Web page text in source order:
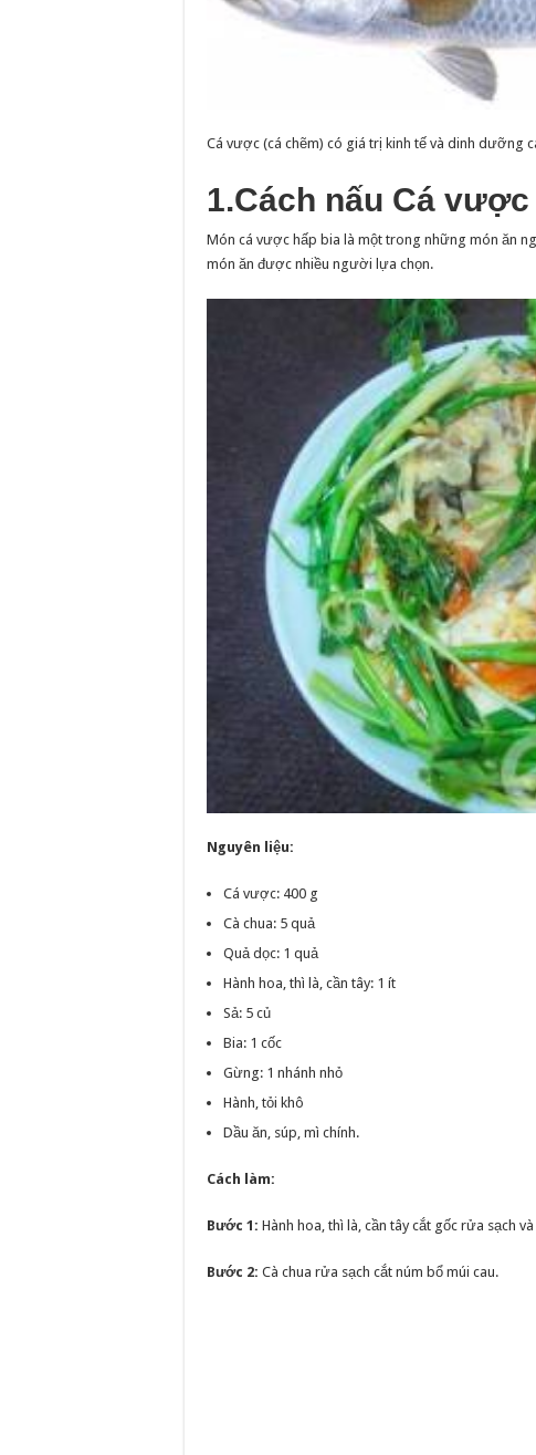
Cá vược (cá chẽm) có giá trị kinh tế và dinh dưỡng
1.Cách nấu Cá
Món cá vược hấp bia là một trong những món ăn
món ăn được nhiều người lựa chọn.
Nguyên liệu:
Cá vược: 400 g
Cà chua: 5 quả
Quả dọc: 1 quả
Hành hoa, thì là, cần tây: 1 ít
Sả: 5 củ
Bia: 1 cốc
Gừng: 1 nhánh nhỏ
Hành, tỏi khô
Dầu ăn, súp, mì chính.
Cách làm:
Bước 1: Hành hoa, thì là, cần tây cắt gốc rửa sạch
Bước 2: Cà chua rửa sạch cắt núm bổ múi cau.